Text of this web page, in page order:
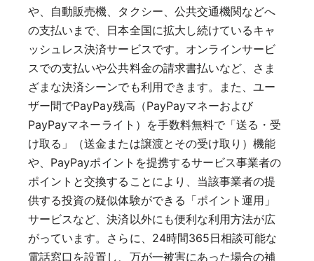
や、自動販売機、タクシー、公共交通機関などへ
の支払いまで、日本全国に拡大し続けているキャ
ッシュレス決済サービスです。オンラインサービ
スでの支払いや公共料金の請求書払いなど、さま
ざまな決済シーンでも利用できます。また、ユー
ザー間でPayPay残高（PayPayマネーおよび
PayPayマネーライト）を手数料無料で「送る・受
け取る」（送金または譲渡とその受け取り）機能
や、PayPayポイントを提携するサービス事業者の
ポイントと交換することにより、当該事業者の提
供する投資の疑似体験ができる「ポイント運用」
サービスなど、決済以外にも便利な利用方法が広
がっています。さらに、24時間365日相談可能な
電話窓口を設置し、万が一被害にあった場合の補